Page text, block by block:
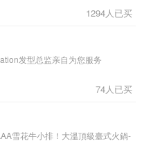
1294人已买
发型总监亲自为您服务
74人已买
雪花牛小排！大溫頂級臺式火鍋-